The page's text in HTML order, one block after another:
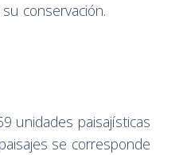
conservación.
unidades paisajísticas
se corresponde